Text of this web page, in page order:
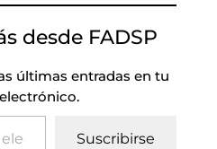
desde FADSP
últimas entradas en tu
Suscribirse